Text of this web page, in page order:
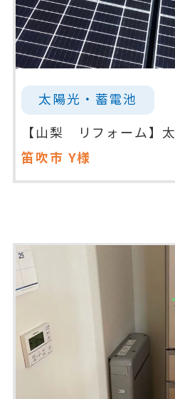
太陽光・蓄電池
【山梨 リフォーム】
笛吹市 Y様